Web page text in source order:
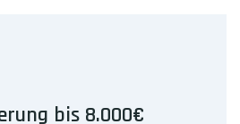
bis 8.000€